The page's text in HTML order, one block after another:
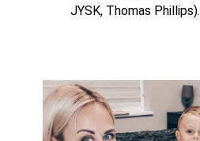
JYSK, Thomas Phillips).